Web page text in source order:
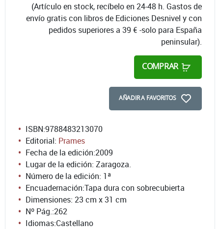
(Artículo en stock, recíbelo en 24-48 h. Gastos de
envío gratis con libros de Ediciones Desnivel y con
pedidos superiores a 39 € -solo para España
peninsular).
COMPRAR
AÑADIR A FAVORITOS
ISBN:9788483213070
Editorial: Prames
Fecha de la edición:2009
Lugar de la edición: Zaragoza.
Número de la edición: 1ª
Encuadernación:Tapa dura con sobrecubierta
Dimensiones: 23 cm x 31 cm
Nº Pág.:262
Idiomas:Castellano